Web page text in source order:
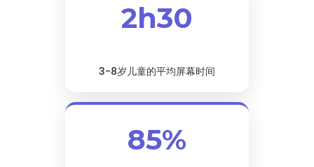
2h30
3-8岁儿童的平均屏幕时间
85%